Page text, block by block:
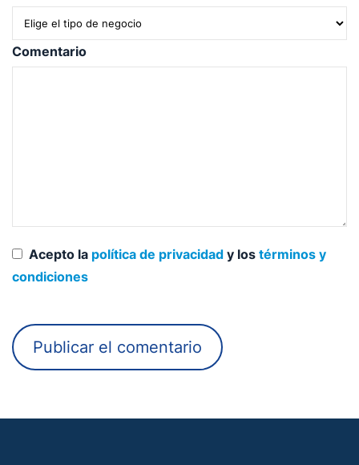
Comentario
Acepto la política de privacidad y los términos y
condiciones